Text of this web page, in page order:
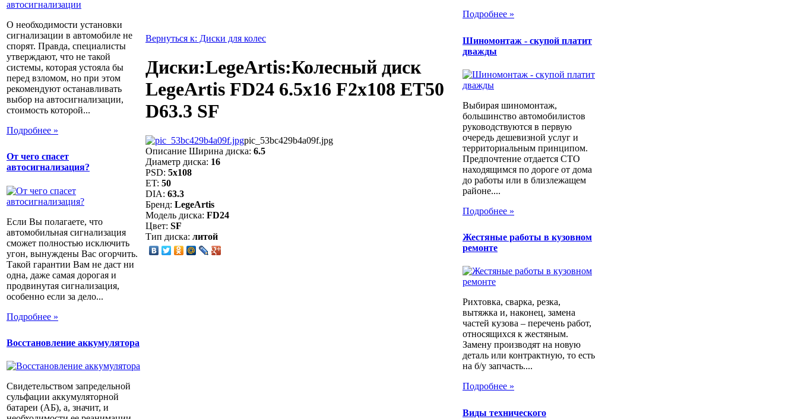
О необходимости установки
сигнализации в автомобиле не
спорят. Правда, специалисты
утверждают, что не такой
системы, которая устояла бы
перед взломом, но при этом
рекомендуют останавливать
выбор на автосигнализации,
стоимость которой...
Подробнее »
От чего спасет
автосигнализация?
Если Вы полагаете, что
автомобильная сигнализация
сможет полностью исключить
угон, вынуждены Вас огорчить.
Такой гарантии Вам не даст ни
одна, даже самая дорогая и
продвинутая сигнализация,
особенно если за дело...
Подробнее »
Восстановление аккумулятора
Свидетельством запредельной
сульфации аккумуляторной
батареи (АБ), а, значит, и
Вернуться к: Диски для колес
Диски:LegeArtis:Колесный диск
LegeArtis FD24 6.5x16 F2x108 ET50
D63.3 SF
pic_53bc429b4a09f.jpg
Описание Ширина диска: 6.5
Диаметр диска: 16
PSD: 5x108
ET: 50
DIA: 63.3
Бренд: LegeArtis
Модель диска: FD24
Цвет: SF
Тип диска: литой
Подробнее »
Шиномонтаж - скупой платит
дважды
Выбирая шиномонтаж,
большинство автомобилистов
руководствуются в первую
очередь дешевизной услуг и
территориальным принципом.
Предпочтение отдается СТО
находящимся по дороге от дома
до работы или в близлежащем
районе....
Подробнее »
Жестяные работы в кузовном
ремонте
Рихтовка, сварка, резка,
вытяжка и, наконец, замена
частей кузова – перечень работ,
относящихся к жестяным.
Замену производят на новую
деталь или контрактную, то есть
на б/у запчасть....
Подробнее »
Виды технического